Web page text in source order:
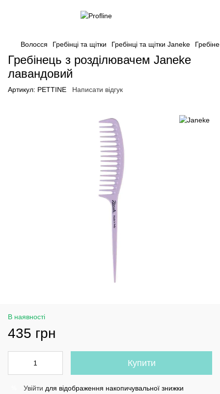
Волосся Гребінці та щітки Гребінці та щітки Janeke
Гребінець з розділювачем Janeke
лавандовий
Артикул: PETTINE Написати відгук
В наявності
435 грн
Купити
Увійти для відображення накопичувальної знижки